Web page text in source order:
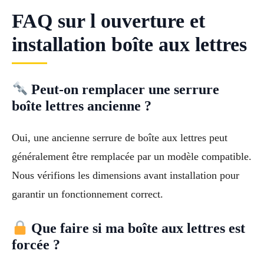
FAQ sur l ouverture et
installation boîte aux lettres
Peut-on remplacer une serrure
boîte lettres ancienne ?
Oui, une ancienne serrure de boîte aux lettres peut
généralement être remplacée par un modèle compatible.
Nous vérifions les dimensions avant installation pour
garantir un fonctionnement correct.
Que faire si ma boîte aux lettres est
forcée ?